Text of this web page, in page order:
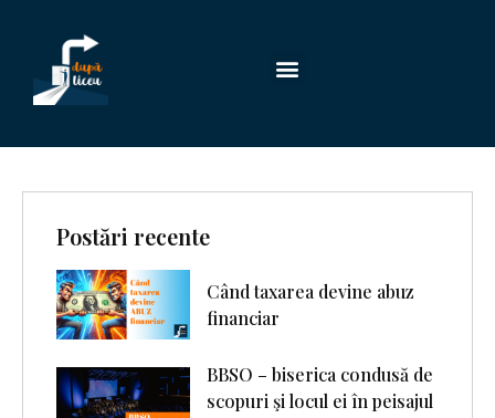
Postări recente
Când taxarea devine abuz
financiar
BBSO – biserica condusă de
scopuri şi locul ei în peisajul